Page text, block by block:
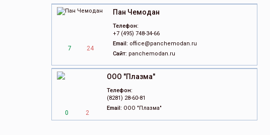
7 24
Пан Чемодан
Телефон:
+7 (495) 748-34-66
Email: office@panchemodan.ru
Сайт: panchemodan.ru
0 2
ООО "Плазма"
Телефон:
(8281) 28-60-81
Email: ООО "Плазма"